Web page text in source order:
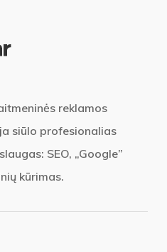
reklamos
siūlo profesionalias
SEO, „Google”
kūrimas.